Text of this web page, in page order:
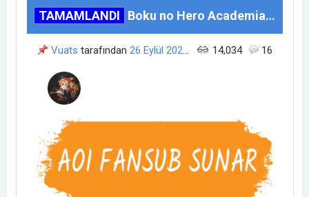
TAMAMLANDI Boku no Hero Academia 5. Sezon
16
14,034
Vuats tarafından 26 Eylül 2021 01:29zamanında açıldı.